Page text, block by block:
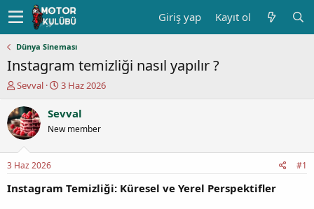
Giriş yap Kayıt ol
Dünya Sineması
Instagram temizliği nasıl yapılır ?
K
n
u
y
b
a
ş
Sevval
B
ş
a
ç
3 Haz 2026
Sevval
New member
3 Haz 2026 #1
Instagram Temizliği: Küresel ve Yerel Perspektifler